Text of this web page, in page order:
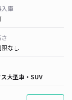
入庫
限なし
大型車・SUV